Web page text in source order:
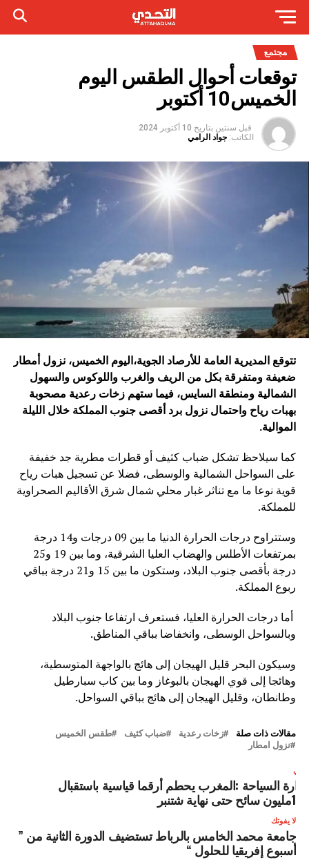
مجتمع
توقعات أحوال الطقس اليوم
الخميس10 أكتوبر
قبل سنتين بتاريخ 10 أكتوبر 2024
الكاتب: جواد الرامي
تتوقع المديرية العامة للأرصاد الجوية،اليوم الخميس، نزول أمطار
ضعيفة ومتفرقة بكل من الريف والغرب واللوكوس والسهول
الشمالية ومنطقة السايس، فيما ستهم زخات رعدية مصحوبة
بهبات رياح واحتمال نزول برد أقصى جنوب المملكة خلال الليلة
الموالية.
كما سيلاحظ تشكل ضباب كثيف أو قطرات مطرية جد خفيفة
على السواحل الشمالية والوسطى، فضلا عن تسجيل هبات رياح
قوية نوعا ما مع تناثر غبار محلي شمال شرق الأقاليم الصحراوية
للمملكة.
وستتراوح درجات الحرارة الدنيا ما بين 09 درجات و14 درجة
بمرتفعات الأطلس والهضاب العليا الشرقية، وما بين 19 و25
درجة بأقصى جنوب البلاد، وستكون ما بين 15 و21 درجة بباقي
ربوع المملكة.
أما درجات الحرارة العليا، فستعرف ارتفاعا جنوب البلاد
وبالسواحل الوسطى، وانخفاضا بباقي المناطق.
وسيكون البحر قليل الهيجان إلى هائج بالواجهة المتوسطية،
وهائجا إلى قوي الهيجان بالبوغاز وما بين كاب سبارطيل
وطانطان، وقليل الهيجان إلى هائج بباقي السواحل.
مقالات ذات صلة زخات رعدية ضباب كثيف
طقس الخميس
نزول امطار
السياحة :المغرب يحطم أرقما قياسية باستقبال
سائح حتى نهاية شتنبر
لا يفوتك
جامعة محمد الخامس بالرباط ‏تستضيف الدورة الثانية من ”
أسبوع إفريقيا للحلول “